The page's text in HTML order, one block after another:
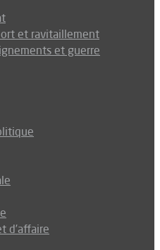
et ravitaillement
et guerre
d’affaire